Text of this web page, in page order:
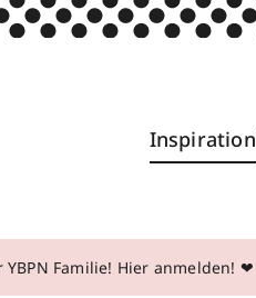
Inspiration
Familie! Hier anmelden! ❤